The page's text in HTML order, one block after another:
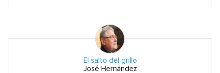
El salto del grillo
José Hernández